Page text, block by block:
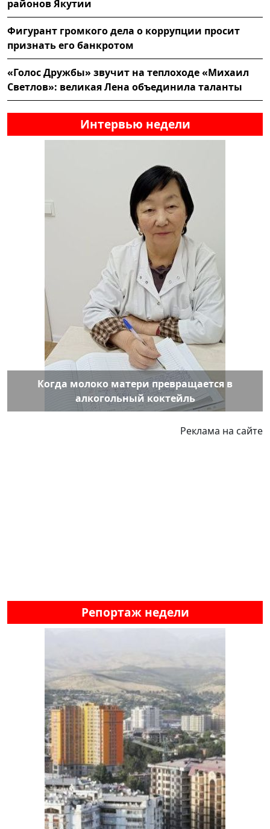
районов Якутии
Фигурант громкого дела о коррупции просит
признать его банкротом
«Голос Дружбы» звучит на теплоходе «Михаил
Светлов»: великая Лена объединила таланты
Интервью недели
Когда молоко матери превращается в
алкогольный коктейль
Реклама на сайте
Репортаж недели